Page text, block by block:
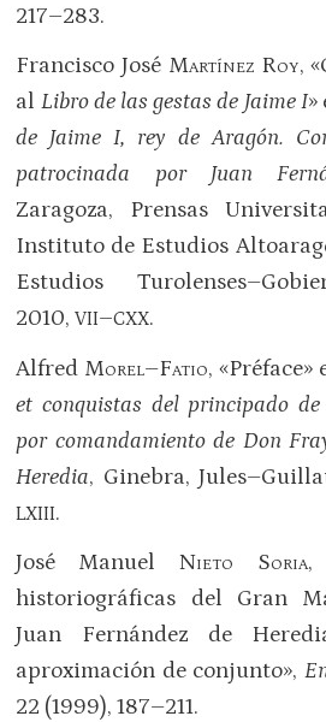
217–283.
Francisco José Martínez Roy,
al Libro de las gestas de Jaime I»
de Jaime I, rey de Aragón.
patrocinada por Juan
Zaragoza, Prensas
Instituto de Estudios
Estudios
2010,VII–CXX.
Alfred Morel–Fatio, «Préface»
et conquistas del principado
por comandamiento de Don
Heredia, Ginebra,
LXIII.
José Manuel Nieto Soria,
historiográficas del Gran
Juan Fernández de
aproximación de conjunto»,
22 (1999), 187–211.